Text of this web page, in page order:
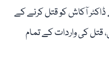
ڈاکٹر آکاش کو قتل کرنے کے
کی واردات کے تمام